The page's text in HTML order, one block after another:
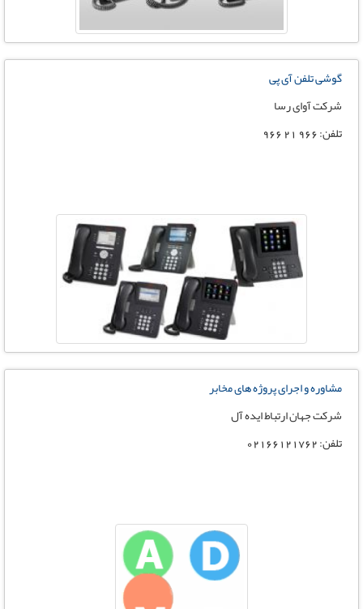
گوشی تلفن آی پی
شرکت آوای رسا
تلفن: 966 21 966
مشاوره و اجرای پروژه های مخابر
شرکت جهان ارتباط ایده آل
تلفن: 02166121762